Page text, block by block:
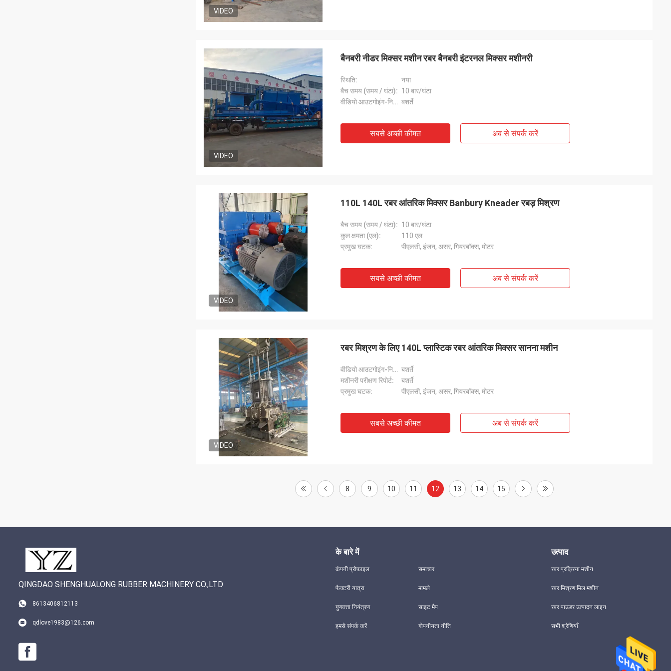
VIDEO
VIDEO
बैनबरी नीडर मिक्सर मशीन रबर बैनबरी इंटरनल मिक्सर मशीनरी
स्थिति:
नया
बैच समय (समय / घंटा): 10 बार/घंटा
वीडियो आउटगोइंग-निरीक्षण: बशर्ते
सबसे अच्छी कीमत अब से संपर्क करें
VIDEO
110L 140L रबर आंतरिक मिक्सर Banbury Kneader रबड़ मिश्रण
बैच समय (समय / घंटा): 10 बार/घंटा
कुल क्षमता (एल):
110 एल
प्रमुख घटक:
पीएलसी, इंजन, असर, गियरबॉक्स, मोटर
सबसे अच्छी कीमत अब से संपर्क करें
VIDEO
रबर मिश्रण के लिए 140L प्लास्टिक रबर आंतरिक मिक्सर सानना मशीन
वीडियो आउटगोइंग-निरीक्षण: बशर्ते
मशीनरी परीक्षण रिपोर्ट:
बशर्ते
प्रमुख घटक:
पीएलसी, इंजन, असर, गियरबॉक्स, मोटर
सबसे अच्छी कीमत अब से संपर्क करें
8 9 10 11 12 13 14 15
QINGDAO SHENGHUALONG RUBBER MACHINERY CO.,LTD
8613406812113
qdlove1983@126.com
के बारे में
कंपनी प्रोफ़ाइल
फैक्टरी यात्रा
गुणवत्ता नियंत्रण
हमसे संपर्क करें
समाचार
मामले
साइट मैप
गोपनीयता नीति
उत्पाद
रबर प्रक्रिया मशीन
रबर मिश्रण मिल मशीन
रबर पाउडर उत्पादन लाइन
सभी श्रेणियाँ